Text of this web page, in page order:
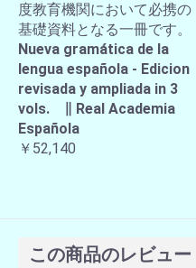
度教育機関において必携の
基礎資料となる一冊です。
Nueva gramática de la
lengua española - Edicion
revisada y ampliada in 3
vols. ∥ Real Academia
Española
￥52,140
この商品のレビュー